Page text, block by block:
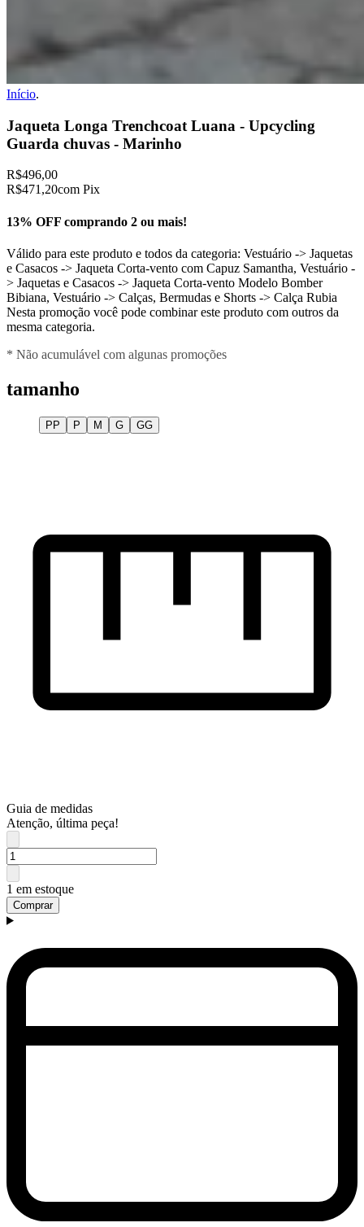
Início.
Jaqueta Longa Trenchcoat Luana - Upcycling
Guarda chuvas - Marinho
R$496,00
R$471,20com Pix
13% OFF comprando 2 ou mais!
Válido para este produto e todos da categoria: Vestuário -> Jaquetas
e Casacos -> Jaqueta Corta-vento com Capuz Samantha, Vestuário -
> Jaquetas e Casacos -> Jaqueta Corta-vento Modelo Bomber
Bibiana, Vestuário -> Calças, Bermudas e Shorts -> Calça Rubia
Nesta promoção você pode combinar este produto com outros da
mesma categoria.
* Não acumulável com algunas promoções
tamanho
PP P M G GG
Guia de medidas
Atenção, última peça!
1 em estoque
Comprar